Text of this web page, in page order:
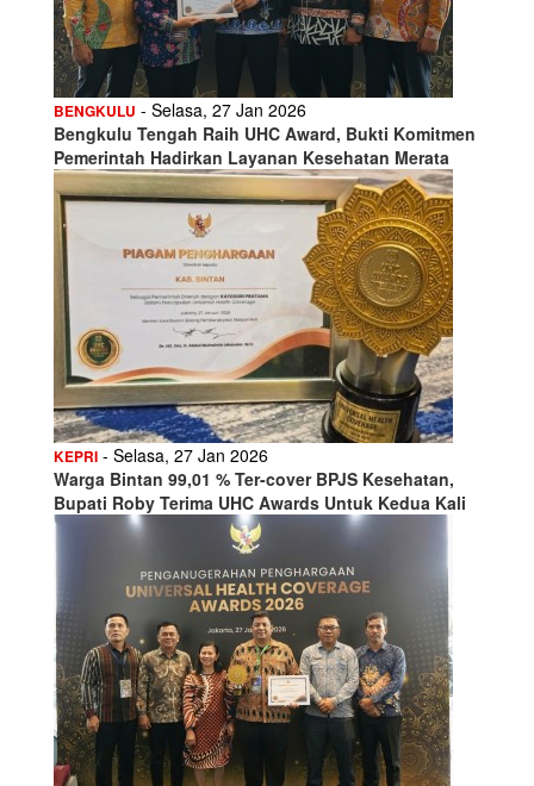
BENGKULU - Selasa, 27 Jan 2026
Bengkulu Tengah Raih UHC Award, Bukti Komitmen
Pemerintah Hadirkan Layanan Kesehatan Merata
KEPRI - Selasa, 27 Jan 2026
Warga Bintan 99,01 % Ter-cover BPJS Kesehatan,
Bupati Roby Terima UHC Awards Untuk Kedua Kali